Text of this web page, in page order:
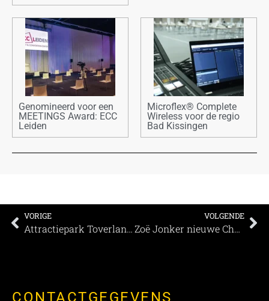
Genomineerd voor een
MEETINGS Award: ECC
Leiden
Microflex® Complete
Wireless voor de regio
Bad Kissingen
VORIGE
Attractiepark Toverland behaalt dubbelslag bij verkiezing van Het Klantvriendelijkste Bedrijf van Nederland 2025
VOLGENDE
Zoë Jonker nieuwe Chef Bistro LOF 🌿
CONTACTGEGEVENS